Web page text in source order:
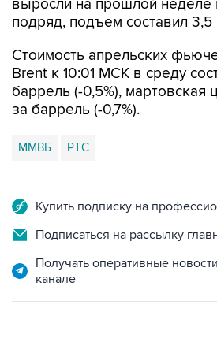
Стоимость апрельских
баррель (-0,5%), мартовская
за баррель (-0,7%).
ММВБ РТС
Подписаться на рассылку
Получать оперативные